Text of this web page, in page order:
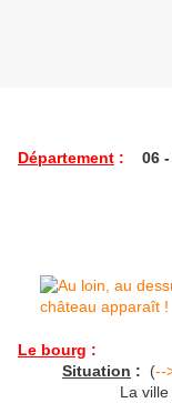
Département : 06
Le bourg :
Situation : (--
La ville